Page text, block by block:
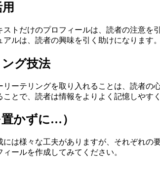
ストだけのプロフィールは、読者の注意
ルは、読者の興味を引く助けになります。
グ技法
リーテリングを取り入れることは、読者
とで、読者は情報をよりよく記憶しやす
かずに…）
には様々な工夫がありますが、それぞれ
ールを作成してみてください。